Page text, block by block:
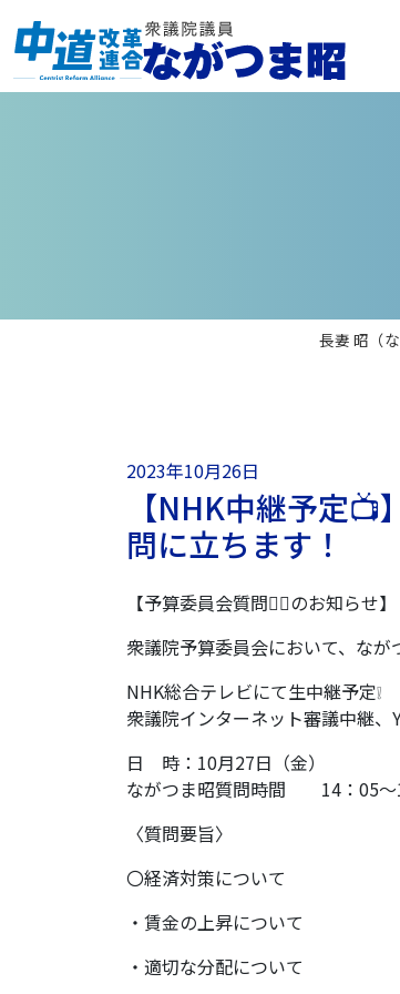
長妻 昭（
2023年10月26日
【NHK中継予定
問に立ちます！
【予算委員会質問🙋‍♂️のお知らせ】
衆議院予算委員会において、なが
NHK総合テレビにて生中継予定❕
衆議院インターネット審議中継、
日 時：10月27日（金）
ながつま昭質問時間 14：05～
〈質問要旨〉
〇経済対策について
・賃金の上昇について
・適切な分配について